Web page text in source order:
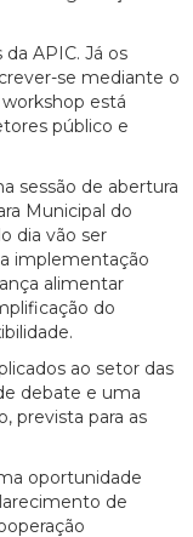
APIC. Já os
se mediante o
está
público e
sessão de abertura
Municipal do
dia vão ser
implementação
alimentar
do
ao setor das
debate e uma
prevista para as
oportunidade
de